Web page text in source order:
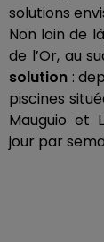
solutions
Non loin de
de l’Or, au
solution :
piscines
Mauguio et
jour par